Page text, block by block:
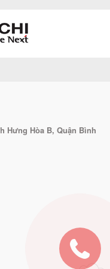
Hưng Hòa B, Quận Bình